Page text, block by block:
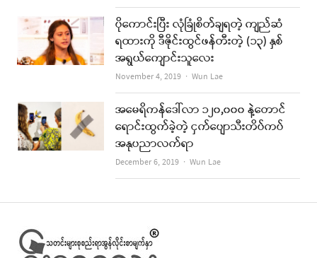
ပိုကောင်းပြီး လုံခြုံစိတ်ချရတဲ့ ကျည်ဆံ
ရထားကို ဒီဇိုင်းထွင်ဖန်တီးတဲ့ (၁၃) နှစ်
အရွယ်ကျောင်းသူလေး
November 4, 2019 Author
Wun Lae
အမေရိကန်ဒေါ်လာ ၁၂၀,၀၀၀ နဲ့တောင်
ရောင်းထွက်ခဲ့တဲ့ ငှက်ပျောသီးတိပ်ကပ်
အနုပညာလက်ရာ
December 6, 2019 Author
Wun Lae